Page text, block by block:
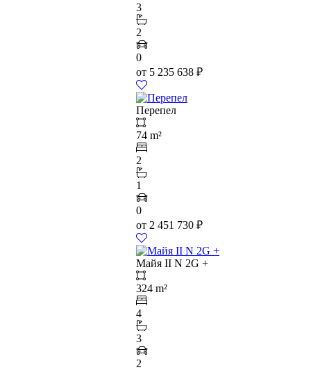
3
2
0
от 5 235 638 ₽
Перепел
74 m²
2
1
0
от 2 451 730 ₽
Майя II N 2G +
324 m²
4
3
2